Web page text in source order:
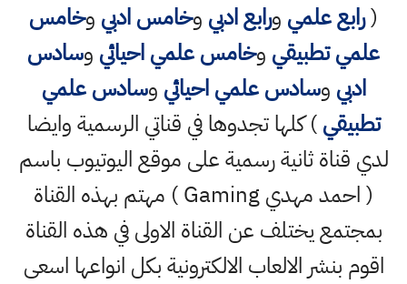
(رابع علمي ورابع ادبي وخامس ادبي وخامس
علمي تطبيقي وخامس علمي احيائي وسادس
ادبي وسادس علمي احيائي وسادس علمي
تطبيقي) كلها تجدوها في قناتي الرسمية وايضا
لدي قناة ثانية رسمية على موقع اليوتيوب باسم
( احمد مهدي Gaming ) مهتم بهذه القناة
بمجتمع يختلف عن القناة الاولى في هذه القناة
اقوم بنشر الالعاب الالكترونية بكل انواعها اسعى